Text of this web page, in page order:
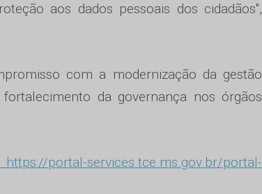
aos dados pessoais dos cidadãos",
com a modernização da gestão
da governança nos órgãos
https://portal-services.tce.ms.gov.br/portal-